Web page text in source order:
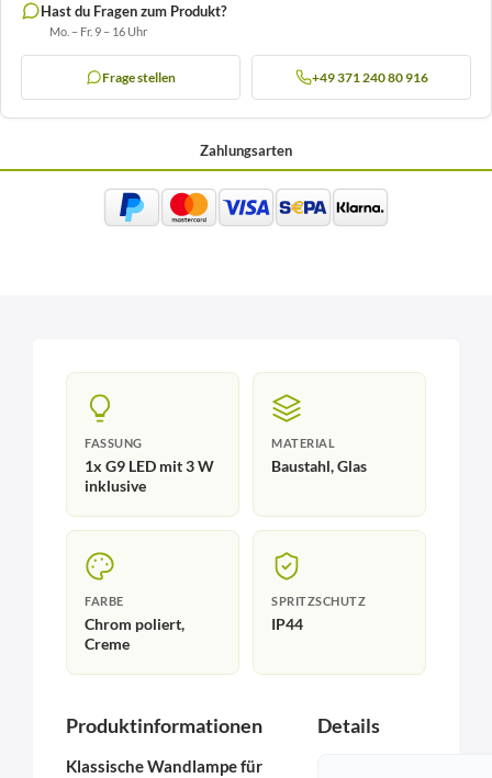
Hast du Fragen zum Produkt?
Mo. – Fr. 9 – 16 Uhr
Frage stellen +49 371 240 80 916
Zahlungsarten
FASSUNG
1x G9 LED mit 3 W
inklusive
MATERIAL
Baustahl, Glas
FARBE
Chrom poliert,
Creme
SPRITZSCHUTZ
IP44
Produktinformationen
Klassische Wandlampe für
Details